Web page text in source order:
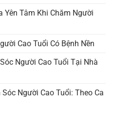
Yên Tâm Khi Chăm Người
Cao Tuổi Có Bệnh Nền
Người Cao Tuổi Tại Nhà
Người Cao Tuổi: Theo Ca